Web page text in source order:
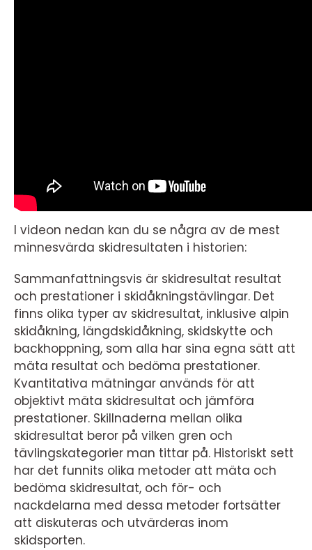
I videon nedan kan du se några av de mest
minnesvärda skidresultaten i historien:
Sammanfattningsvis är skidresultat resultat
och prestationer i skidåkningstävlingar. Det
finns olika typer av skidresultat, inklusive alpin
skidåkning, längdskidåkning, skidskytte och
backhoppning, som alla har sina egna sätt att
mäta resultat och bedöma prestationer.
Kvantitativa mätningar används för att
objektivt mäta skidresultat och jämföra
prestationer. Skillnaderna mellan olika
skidresultat beror på vilken gren och
tävlingskategorier man tittar på. Historiskt sett
har det funnits olika metoder att mäta och
bedöma skidresultat, och för- och
nackdelarna med dessa metoder fortsätter
att diskuteras och utvärderas inom
skidsporten.